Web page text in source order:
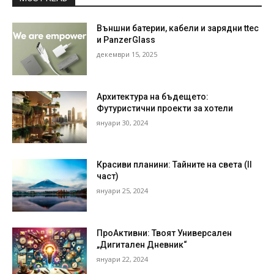
Външни батерии, кабели и зарядни ttec
и PanzerGlass
декември 15, 2025
Архитектура на бъдещето:
Футуристични проекти за хотели
януари 30, 2024
Красиви планини: Тайните на света (II
част)
януари 25, 2024
ПроАктивни: Твоят Универсален
„Дигитален Дневник“
януари 22, 2024